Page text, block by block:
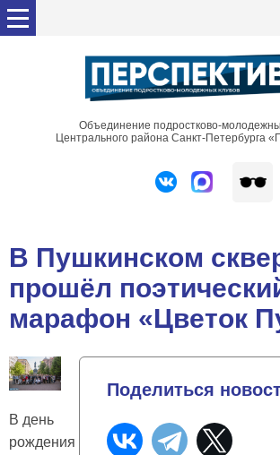
Объединение подростково-
Центрального района Санкт-Петербурга
В Пушкинском
прошёл
марафон «Цветок
В день
рождения
Поделиться